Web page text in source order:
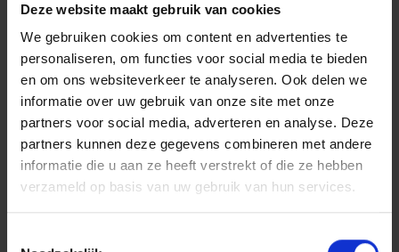
Deze website maakt gebruik van cookies
We gebruiken cookies om content en advertenties te
personaliseren, om functies voor social media te bieden
en om ons websiteverkeer te analyseren. Ook delen we
informatie over uw gebruik van onze site met onze
partners voor social media, adverteren en analyse. Deze
partners kunnen deze gegevens combineren met andere
informatie die u aan ze heeft verstrekt of die ze hebben
verzameld op basis van uw gebruik van hun services.
voordelig als uw fonds meer opbracht, maar
nadelig bij een lager rendement. Met een
pensioenspaarplan van P&V wordt de
eindbelasting evenwel berekend op basis van
uw reële totaalopbrengst. Zo betaalt u nooit
belastingen op een rendement dat u niet hebt
gekregen.
Goed om te weten:de eventuele
winstdeelname van het tak 21-gedeelte in
een pensioenspaarverzekering is